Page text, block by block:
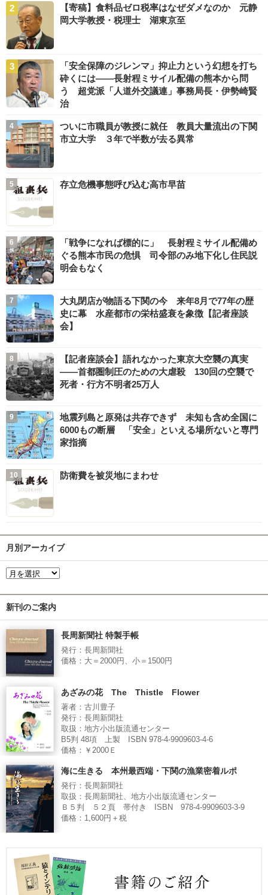
【寄稿】食料品ゼロ税率はなぜダメなのか 元静
岡大学教授・税理士 湖東京至
「安全保障のジレンマ」抑止力という幻想を打ち
砕くには――長射程ミサイル配備の熊本から問
う 超党派「人道外交議連」事務局長・伊勢崎賢
治
ついに市職員が教授に就任 教員大量流出の下関
市立大学 ３年で半数が去る異常
存立危機事態呼び込む高市早苗
「戦争になれば標的に」 長射程ミサイル配備め
ぐる熊本市民の危惧 司令部のみ地下化し住民説
明会もなく
大丸閉店が物語る下関の今 来年8月で77年の歴
史に幕 水産都市の栄枯盛衰を象徴【記者座談
会】
【記者座談会】語れなかった東京大空襲の真実
――首都圏制圧のための大虐殺 130回の空襲で
死者・行方不明者25万人
地震列島と原発は共存できず 未知も含め全国に
6000もの断層 「安全」といえる場所ないと専門
家指摘
防衛費を被災地にまわせ
月別アーカイブ
新刊のご案内
長周新聞社 特製手帳
発行：長周新聞社
価格：大＝2000円、小＝1500円
あざみの花 The Thistle Flower
著者：古川豊子
発行：長周新聞社
取扱：地方小出版流通センター
B5判 48項 上製 ISBN 978-4-9909603-4-6
価格：￥2000Ｅ
海に生きる 本州最西端・下関の漁業密着ルポ
発行：長周新聞社
取扱：長周新聞社、地方小出版流通センター
Ｂ５判 ５２頁 帯付き ISBN 978-4-9909603-3-9
価格：1,600円＋税